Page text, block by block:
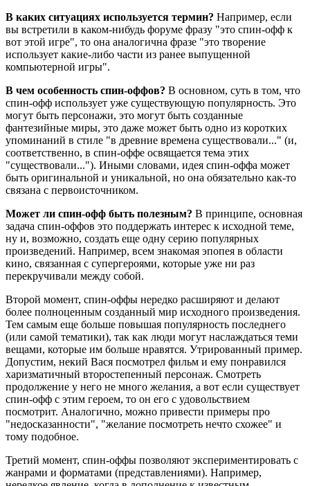
В каких ситуациях используется термин? Например, если
вы встретили в каком-нибудь форуме фразу "это спин-офф к
вот этой игре", то она аналогична фразе "это творение
использует какие-либо части из ранее выпущенной
компьютерной игры".
В чем особенность спин-оффов? В основном, суть в том, что
спин-офф использует уже существующую популярность. Это
могут быть персонажи, это могут быть созданные
фантезийные миры, это даже может быть одно из коротких
упоминаний в стиле "в древние времена существовали..." (и,
соответственно, в спин-оффе освящается тема этих
"существовали..."). Иными словами, идея спин-оффа может
быть оригинальной и уникальной, но она обязательно как-то
связана с первоисточником.
Может ли спин-офф быть полезным? В принципе, основная
задача спин-оффов это поддержать интерес к исходной теме,
ну и, возможно, создать еще одну серию популярных
произведений. Например, всем знакомая эпопея в области
кино, связанная с супергероями, которые уже ни раз
перекручивали между собой.
Второй момент, спин-оффы нередко расширяют и делают
более полноценным созданный мир исходного произведения.
Тем самым еще больше повышая популярность последнего
(или самой тематики), так как люди могут наслаждаться теми
вещами, которые им больше нравятся. Утрированный пример.
Допустим, некий Вася посмотрел фильм и ему понравился
харизматичный второстепенный персонаж. Смотреть
продолжение у него не много желания, а вот если существует
спин-офф с этим героем, то он его с удовольствием
посмотрит. Аналогично, можно привести примеры про
"недосказанности", "желание посмотреть нечто схожее" и
тому подобное.
Третий момент, спин-оффы позволяют экспериментировать с
жанрами и форматами (представлениями). Например,